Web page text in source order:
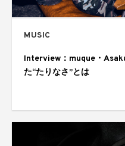
MUSIC
Interview：muque・
た“たりなさ”とは